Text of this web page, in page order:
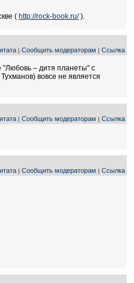
( http://rock-book.ru/).
| Сообщить модераторам | Ссылка
"Любовь – дитя планеты" с
вовсе не является
| Сообщить модераторам | Ссылка
| Сообщить модераторам | Ссылка